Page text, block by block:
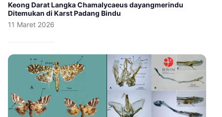
Keong Darat Langka Chamalycaeus dayangmerindu
Ditemukan di Karst Padang Bindu
11 Maret 2026